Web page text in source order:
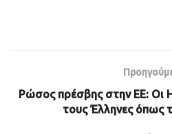
Ρώσος πρέσβης στην ΕΕ: Οι
τους Έλληνες όπως